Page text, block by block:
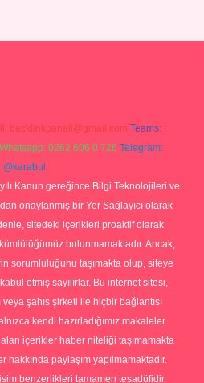
backlinkpaneli@gmail.com Teams:
Whatsapp: 0262 606 0 726 Telegram:
@karabul
Kanun gereğince Bilgi Teknolojileri ve
onaylanmış bir Yer Sağlayıcı olarak
sitedeki içerikleri proaktif olarak
bulunmamaktadır. Ancak,
sorumluluğunu taşımakta olup, siteye
etmiş sayılırlar. Bu internet sitesi,
şahıs şirketi ile hiçbir bağlantısı
kendi hazırladığımız makaleler
içerikler haber niteliği taşımamakta
paylaşım yapılmamaktadır.
benzerlikleri tamamen tesadüfidir.